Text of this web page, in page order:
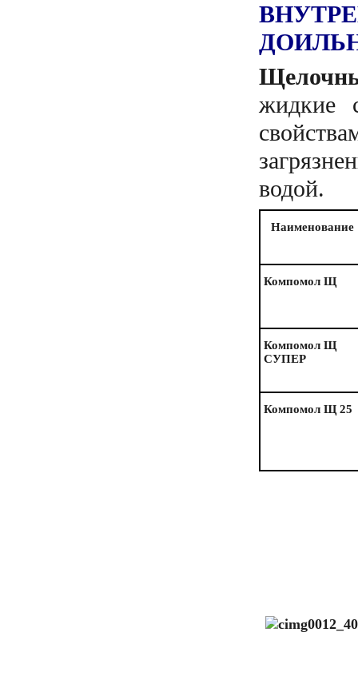
жидкие
водой.
Наименование
Компомол Щ
Компомол Щ
СУПЕР
Компомол Щ 25